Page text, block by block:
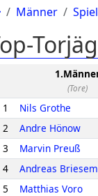
Männer
(Tore)
1 Nils Grothe
2
Andre Hönow
3
Marvin Preuß
4
Andreas
5
Matthias Voro